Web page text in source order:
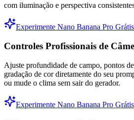
com iluminação e perspectiva
Experimente Nano Banana Pro Grátis
Controles Profissionais de
Ajuste profundidade de campo, pontos
gradação de cor diretamente do seu
ou mude o clima sem sair do gerador.
Experimente Nano Banana Pro Grátis